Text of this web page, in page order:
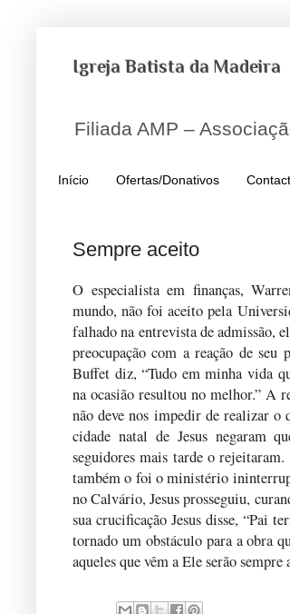
Igreja Batista da Madeira
Filiada AMP –
Início Ofertas/Donativos
Sempre aceito
O especialista em finanças,
mundo, não foi aceito pela
falhado na entrevista de admissão,
preocupação com a reação de
Buffet diz, “Tudo em minha vida
na ocasião resultou no melhor.” A
não deve nos impedir de realizar o
cidade natal de Jesus negaram
seguidores mais tarde o
também o foi o ministério
no Calvário, Jesus prosseguiu,
sua crucificação Jesus disse, “Pai
tornado um obstáculo para a obra
aqueles que vêm a Ele serão